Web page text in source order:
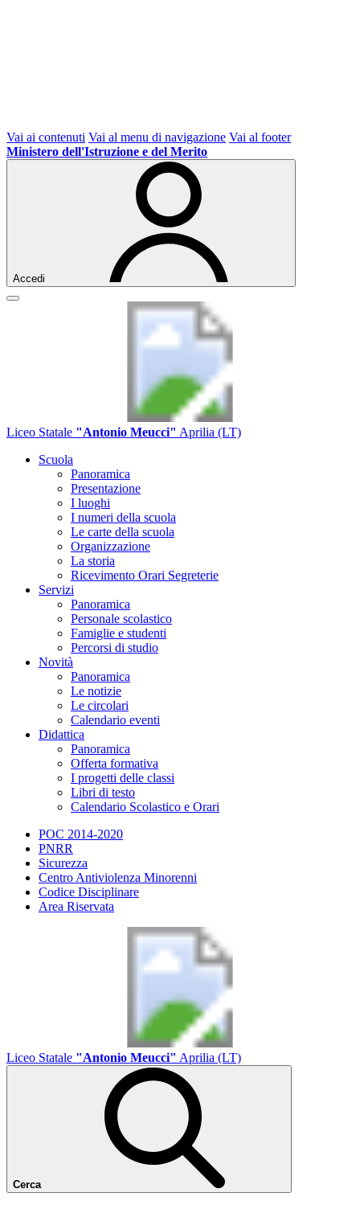
Vai ai contenuti Vai al menu di navigazione Vai al footer
Ministero dell'Istruzione e del Merito
Accedi
Liceo Statale "Antonio Meucci" Aprilia (LT)
Scuola
Panoramica
Presentazione
I luoghi
I numeri della scuola
Le carte della scuola
Organizzazione
La storia
Ricevimento Orari Segreterie
Servizi
Panoramica
Personale scolastico
Famiglie e studenti
Percorsi di studio
Novità
Panoramica
Le notizie
Le circolari
Calendario eventi
Didattica
Panoramica
Offerta formativa
I progetti delle classi
Libri di testo
Calendario Scolastico e Orari
POC 2014-2020
PNRR
Sicurezza
Centro Antiviolenza Minorenni
Codice Disciplinare
Area Riservata
Liceo Statale "Antonio Meucci" Aprilia (LT)
Cerca